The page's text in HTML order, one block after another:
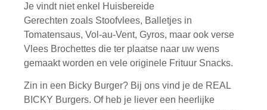
Je vindt niet enkel Huisbereide
Gerechten zoals Stoofvlees, Balletjes in
Tomatensaus, Vol-au-Vent, Gyros, maar ook verse
Vlees Brochettes die ter plaatse naar uw wens
gemaakt worden en vele originele Frituur Snacks.
Zin in een Bicky Burger? Bij ons vind je de REAL
BICKY Burgers. Of heb je liever een heerlijke